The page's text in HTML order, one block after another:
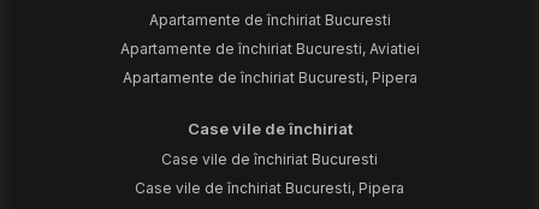
Apartamente de închiriat Bucuresti
Apartamente de închiriat Bucuresti, Aviatiei
Apartamente de închiriat Bucuresti, Pipera
Case vile de închiriat
Case vile de închiriat Bucuresti
Case vile de închiriat Bucuresti, Pipera